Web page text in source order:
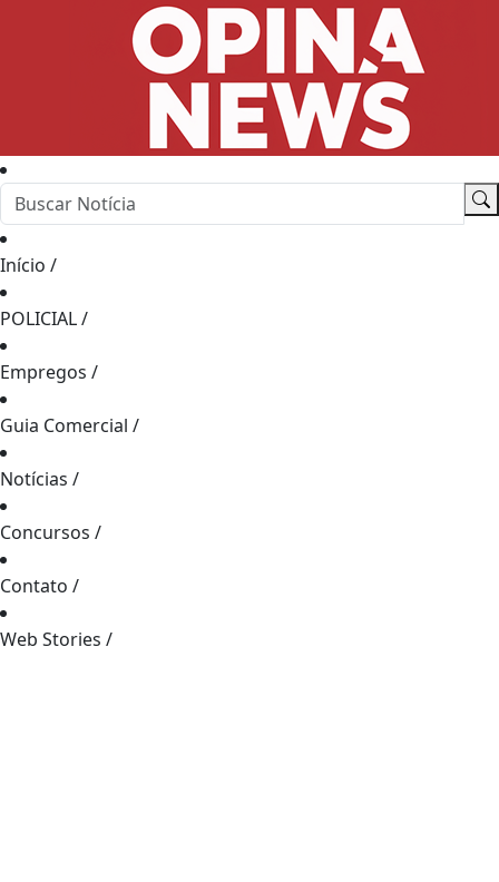
Início /
POLICIAL/
Empregos /
Guia Comercial /
Notícias /
Concursos /
Contato /
Web Stories /